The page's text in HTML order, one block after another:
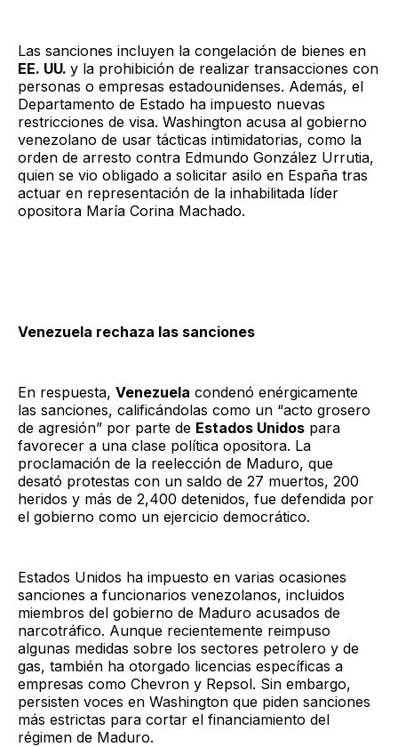
Las sanciones incluyen la congelación de bienes en
EE. UU. y la prohibición de realizar transacciones con
personas o empresas estadounidenses. Además, el
Departamento de Estado ha impuesto nuevas
restricciones de visa. Washington acusa al gobierno
venezolano de usar tácticas intimidatorias, como la
orden de arresto contra Edmundo González Urrutia,
quien se vio obligado a solicitar asilo en España tras
actuar en representación de la inhabilitada líder
opositora María Corina Machado.
Venezuela rechaza las sanciones
En respuesta, Venezuela condenó enérgicamente
las sanciones, calificándolas como un “acto grosero
de agresión” por parte de Estados Unidos para
favorecer a una clase política opositora. La
proclamación de la reelección de Maduro, que
desató protestas con un saldo de 27 muertos, 200
heridos y más de 2,400 detenidos, fue defendida por
el gobierno como un ejercicio democrático.
Estados Unidos ha impuesto en varias ocasiones
sanciones a funcionarios venezolanos, incluidos
miembros del gobierno de Maduro acusados de
narcotráfico. Aunque recientemente reimpuso
algunas medidas sobre los sectores petrolero y de
gas, también ha otorgado licencias específicas a
empresas como Chevron y Repsol. Sin embargo,
persisten voces en Washington que piden sanciones
más estrictas para cortar el financiamiento del
régimen de Maduro.